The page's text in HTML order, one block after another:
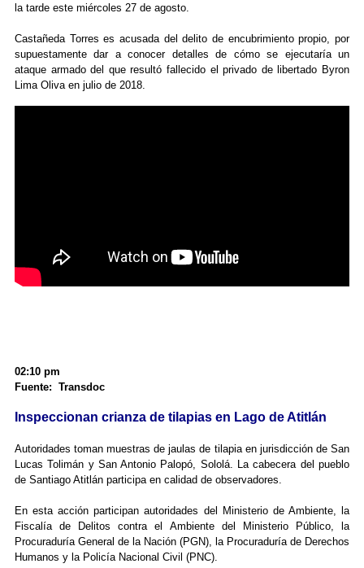
la tarde este miércoles 27 de agosto.
Castañeda Torres es acusada del delito de encubrimiento propio, por
supuestamente dar a conocer detalles de cómo se ejecutaría un
ataque armado del que resultó fallecido el privado de libertado Byron
Lima Oliva en julio de 2018.
02:10 pm
Fuente: Transdoc
Inspeccionan crianza de tilapias en Lago de Atitlán
Autoridades toman muestras de jaulas de tilapia en jurisdicción de San
Lucas Tolimán y San Antonio Palopó, Sololá. La cabecera del pueblo
de Santiago Atitlán participa en calidad de observadores.
En esta acción participan autoridades del Ministerio de Ambiente, la
Fiscalía de Delitos contra el Ambiente del Ministerio Público, la
Procuraduría General de la Nación (PGN), la Procuraduría de Derechos
Humanos y la Policía Nacional Civil (PNC).